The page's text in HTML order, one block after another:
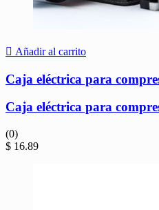
Añadir al carrito
Caja eléctrica para
Caja eléctrica para
(0)
$ 16.89